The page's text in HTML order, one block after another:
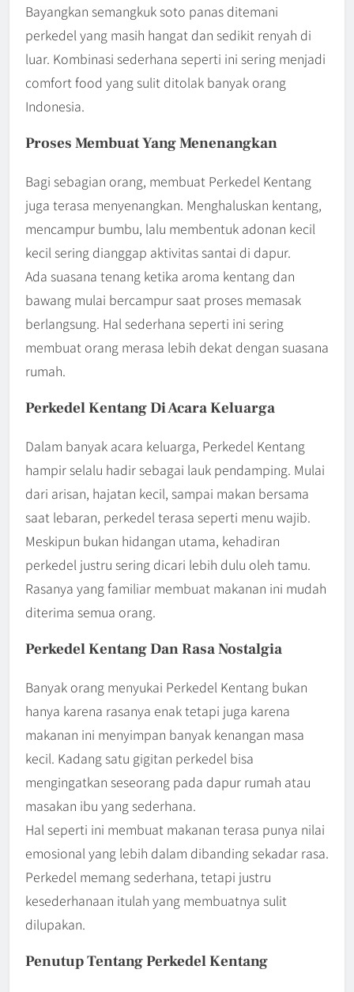
Bayangkan semangkuk soto panas ditemani
perkedel yang masih hangat dan sedikit renyah di
luar. Kombinasi sederhana seperti ini sering menjadi
comfort food yang sulit ditolak banyak orang
Indonesia.
Proses Membuat Yang Menenangkan
Bagi sebagian orang, membuat Perkedel Kentang
juga terasa menyenangkan. Menghaluskan kentang,
mencampur bumbu, lalu membentuk adonan kecil
kecil sering dianggap aktivitas santai di dapur.
Ada suasana tenang ketika aroma kentang dan
bawang mulai bercampur saat proses memasak
berlangsung. Hal sederhana seperti ini sering
membuat orang merasa lebih dekat dengan suasana
rumah.
Perkedel Kentang Di Acara Keluarga
Dalam banyak acara keluarga, Perkedel Kentang
hampir selalu hadir sebagai lauk pendamping. Mulai
dari arisan, hajatan kecil, sampai makan bersama
saat lebaran, perkedel terasa seperti menu wajib.
Meskipun bukan hidangan utama, kehadiran
perkedel justru sering dicari lebih dulu oleh tamu.
Rasanya yang familiar membuat makanan ini mudah
diterima semua orang.
Perkedel Kentang Dan Rasa Nostalgia
Banyak orang menyukai Perkedel Kentang bukan
hanya karena rasanya enak tetapi juga karena
makanan ini menyimpan banyak kenangan masa
kecil. Kadang satu gigitan perkedel bisa
mengingatkan seseorang pada dapur rumah atau
masakan ibu yang sederhana.
Hal seperti ini membuat makanan terasa punya nilai
emosional yang lebih dalam dibanding sekadar rasa.
Perkedel memang sederhana, tetapi justru
kesederhanaan itulah yang membuatnya sulit
dilupakan.
Penutup Tentang Perkedel Kentang